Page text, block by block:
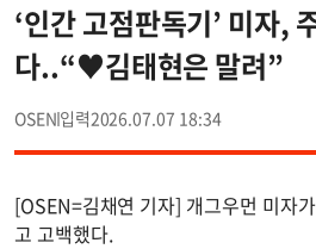
‘인간 고점판독기’ 미자,
다..“♥김태현은 말려”
OSEN 2026.07.07 18:34
[OSEN=김채연 기자] 개그우먼 미자
고 고백했다.